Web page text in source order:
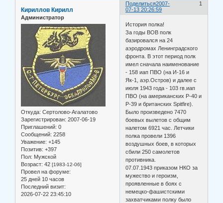
Поделиться 1
2007-
07-13 20:26:59
Кириллов Кирилл
Администратор
Откуда: Сертолово-Агалатово
Зарегистрирован: 2007-06-19
Приглашений: 0
Сообщений: 2258
Уважение: +145
Позитив: +397
Пол: Мужской
Возраст: 42 [1983-12-06]
Провел на форуме:
25 дней 10 часов
Последний визит:
2026-07-22 23:45:10
История полка!
За годы ВОВ полк
базировался на 24
аэродромах Ленинградского
фронта. В этот период полк
имел сначала наименование
- 158 иап ПВО (на И-16 и
Як-1, аэр.Остров) и далее с
июля 1943 года - 103 гв.иап
ПВО (на американских Р-40 и
Р-39 и британских Spitfire).
Было произведено 7470
боевых вылетов с общим
налетом 6921 час. Летчики
полка провели 1396
воздушных боев, в которых
сбили 250 самолетов
противника.
07.07.1943 приказом НКО за
мужество и героизм,
проявленные в боях с
немецко-фашистскими
захватчиками полку было